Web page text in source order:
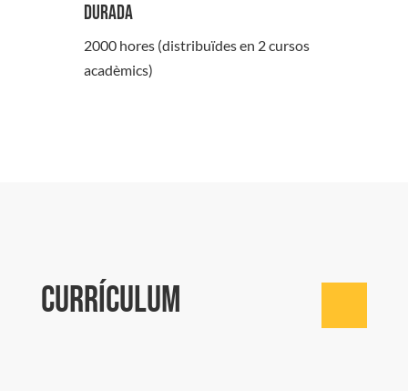
Durada
2000 hores (distribuïdes en 2 cursos
acadèmics)
Currículum